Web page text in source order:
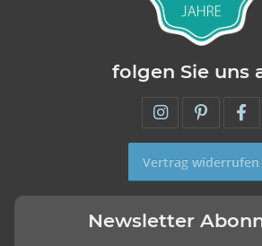
folgen Sie uns
Vertrag widerrufen
Newsletter